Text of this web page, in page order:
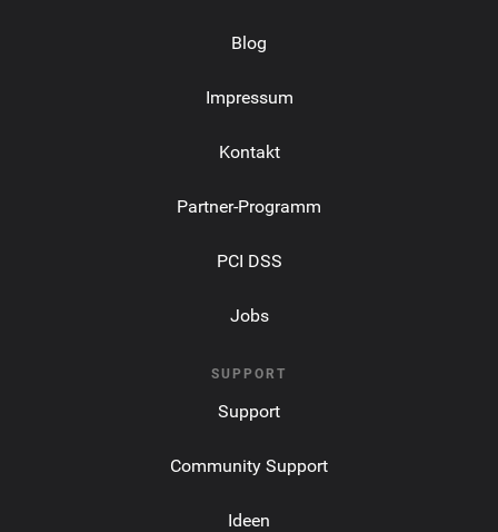
Blog
Impressum
Kontakt
Partner-Programm
PCI DSS
Jobs
SUPPORT
Support
Community Support
Ideen